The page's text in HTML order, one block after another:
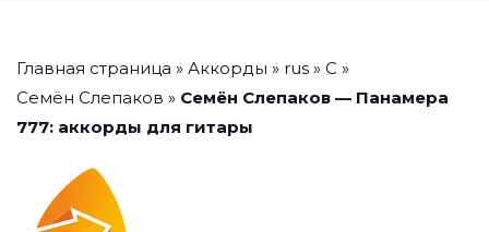
Главная страница » Аккорды » rus » С »
Семён Слепаков » Семён Слепаков — Панамера
777: аккорды для гитары